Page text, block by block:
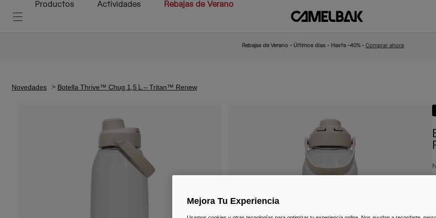
Productos Actividades Rebajas de Verano
Rebajas de Verano - Últimos días - Hasta -40% -Comprar ahora
Novedades Botella Thrive™ Chug 1,5 L – Tritan™ Renew
Mejora Tu Experiencia